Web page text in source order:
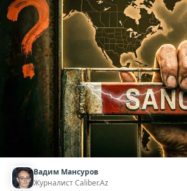
Вадим Мансуров
Журналист Caliber.Az